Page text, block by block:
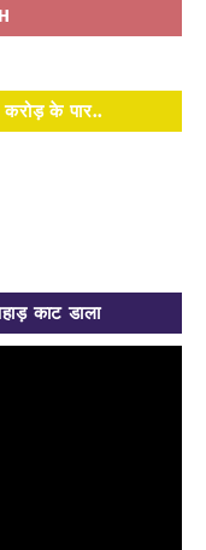
के पार..
काट डाला